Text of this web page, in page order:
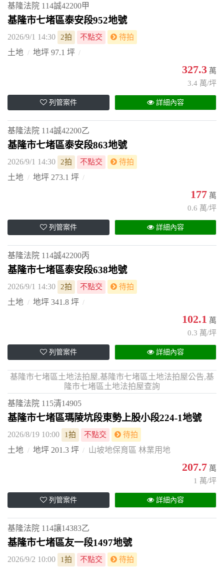
基隆法院 114誠42200甲
基隆市七堵區泰安段952地號
2026/9/1 14:30 2拍 不點交 待拍
土地 地坪 97.1 坪
327.3 萬
3.4 萬/坪
列管案件 詳細內容
基隆法院 114誠42200乙
基隆市七堵區泰安段863地號
2026/9/1 14:30 2拍 不點交 待拍
土地 地坪 273.1 坪
177 萬
0.6 萬/坪
列管案件 詳細內容
基隆法院 114誠42200丙
基隆市七堵區泰安段638地號
2026/9/1 14:30 2拍 不點交 待拍
土地 地坪 341.8 坪
102.1 萬
0.3 萬/坪
列管案件 詳細內容
基隆市七堵區土地法拍屋,基隆市七堵區土地法拍屋公告,基
隆市七堵區土地法拍屋查詢
基隆法院 115清14905
基隆市七堵區瑪陵坑段東勢上股小段224-1地號
2026/8/19 10:00 1拍 不點交 待拍
土地 地坪 201.3 坪 山坡地保育區 林業用地
207.7 萬
1 萬/坪
列管案件 詳細內容
基隆法院 114讓14383乙
基隆市七堵區友一段1497地號
2026/9/2 10:00 1拍 不點交 待拍